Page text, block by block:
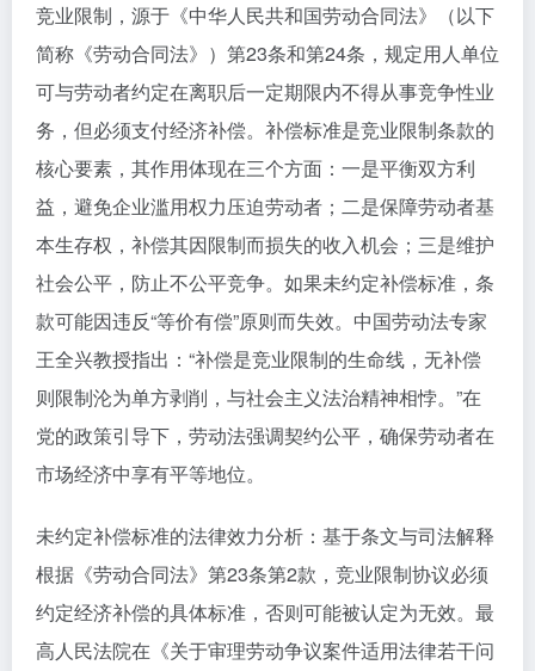
竞业限制，源于《中华人民共和国劳动合同法》（以下
简称《劳动合同法》）第23条和第24条，规定用人单位
可与劳动者约定在离职后一定期限内不得从事竞争性业
务，但必须支付经济补偿。补偿标准是竞业限制条款的
核心要素，其作用体现在三个方面：一是平衡双方利
益，避免企业滥用权力压迫劳动者；二是保障劳动者基
本生存权，补偿其因限制而损失的收入机会；三是维护
社会公平，防止不公平竞争。如果未约定补偿标准，条
款可能因违反“等价有偿”原则而失效。中国劳动法专家
王全兴教授指出：“补偿是竞业限制的生命线，无补偿
则限制沦为单方剥削，与社会主义法治精神相悖。”在
党的政策引导下，劳动法强调契约公平，确保劳动者在
市场经济中享有平等地位。
未约定补偿标准的法律效力分析：基于条文与司法解释
根据《劳动合同法》第23条第2款，竞业限制协议必须
约定经济补偿的具体标准，否则可能被认定为无效。最
高人民法院在《关于审理劳动争议案件适用法律若干问